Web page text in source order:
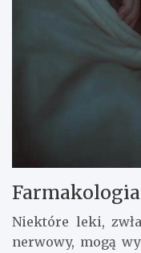
Niektóre leki,
nerwowy, mogą